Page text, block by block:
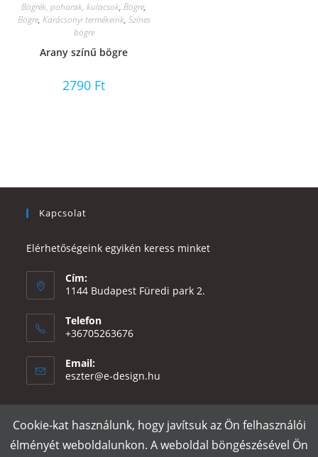
Bögrék, poharak, kulacsok,Bögre,
Bögre, Karácsonyi termékeink, Színes
bögre
Arany színű bögre
2790 Ft
Kapcsolat
Elérhetőségeink egyikén keress minket
Cím:
1144 Budapest Füredi park 2.
Telefon
+36705263676
Email:
eszter@e-design.hu
Rólunk Szállítás és fizetés Adatvédelmi tájékoztató
ÁSZF
Cookie-kat használunk, hogy javítsuk az Ön felhasználói
élményét weboldalunkon. A weboldal böngészésével Ön